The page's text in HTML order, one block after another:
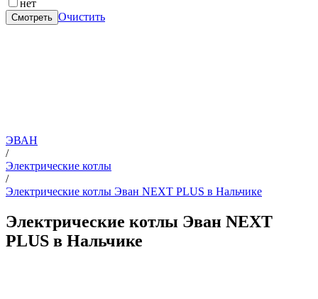
нет
Смотреть Очистить
ЭВАН
/
Электрические котлы
/
Электрические котлы Эван NEXT PLUS в Нальчике
Электрические котлы Эван NEXT
PLUS в Нальчике